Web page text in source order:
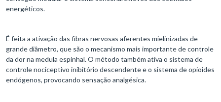
energéticos.
É feita a ativação das fibras nervosas aferentes mielinizadas de
grande diâmetro, que são o mecanismo mais importante de controle
da dor na medula espinhal. O método também ativa o sistema de
controle nociceptivo inibitório descendente e o sistema de opioides
endógenos, provocando sensação analgésica.